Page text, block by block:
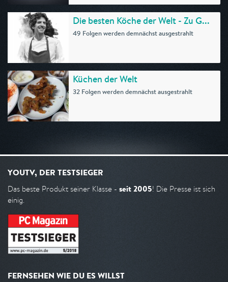
Die besten Köche der Welt - Zu G...
49 Folgen werden demnächst ausgestrahlt
Küchen der Welt
32 Folgen werden demnächst ausgestrahlt
YOUTV, DER TESTSIEGER
Das beste Produkt seiner Klasse - seit 2005! Die Presse ist sich
einig.
FERNSEHEN WIE DU ES WILLST